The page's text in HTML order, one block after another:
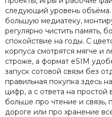
следующий уровень
большую медиатеку,
регулярно чистить память,
спокойствие на годы. С
корпуса смотрятся мягче и
строже, а формат eSIM
запуск сотовой связи без
правильная покупка здесь
цифр, а с ответа на простой
больше про чтение и связь,
дороге или про хранение